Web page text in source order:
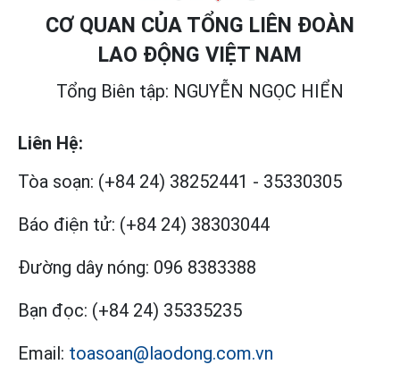
CƠ QUAN CỦA TỔNG LIÊN ĐOÀN
LAO ĐỘNG VIỆT NAM
Tổng Biên tập: NGUYỄN NGỌC HIỂN
Liên Hệ:
Tòa soạn: (+84 24) 38252441 - 35330305
Báo điện tử: (+84 24) 38303044
Đường dây nóng: 096 8383388
Bạn đọc: (+84 24) 35335235
Email: toasoan@laodong.com.vn